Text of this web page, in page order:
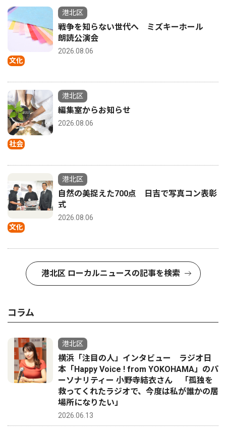
文化
港北区
戦争を知らない世代へ ミズキーホール
朗読公演会
2026.08.06
社会
港北区
編集室からお知らせ
2026.08.06
文化
港北区
自然の美捉えた700点 日吉で写真コン表彰
式
2026.08.06
港北区 ローカルニュースの記事を検索
コラム
港北区
横浜「注目の人」インタビュー ラジオ日
本「Happy Voice ! from YOKOHAMA」のパ
ーソナリティー 小野寺結衣さん 「孤独を
救ってくれたラジオで、今度は私が誰かの居
場所になりたい」
2026.06.13